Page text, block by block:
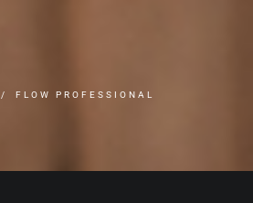
FLOW PROFESSIONAL